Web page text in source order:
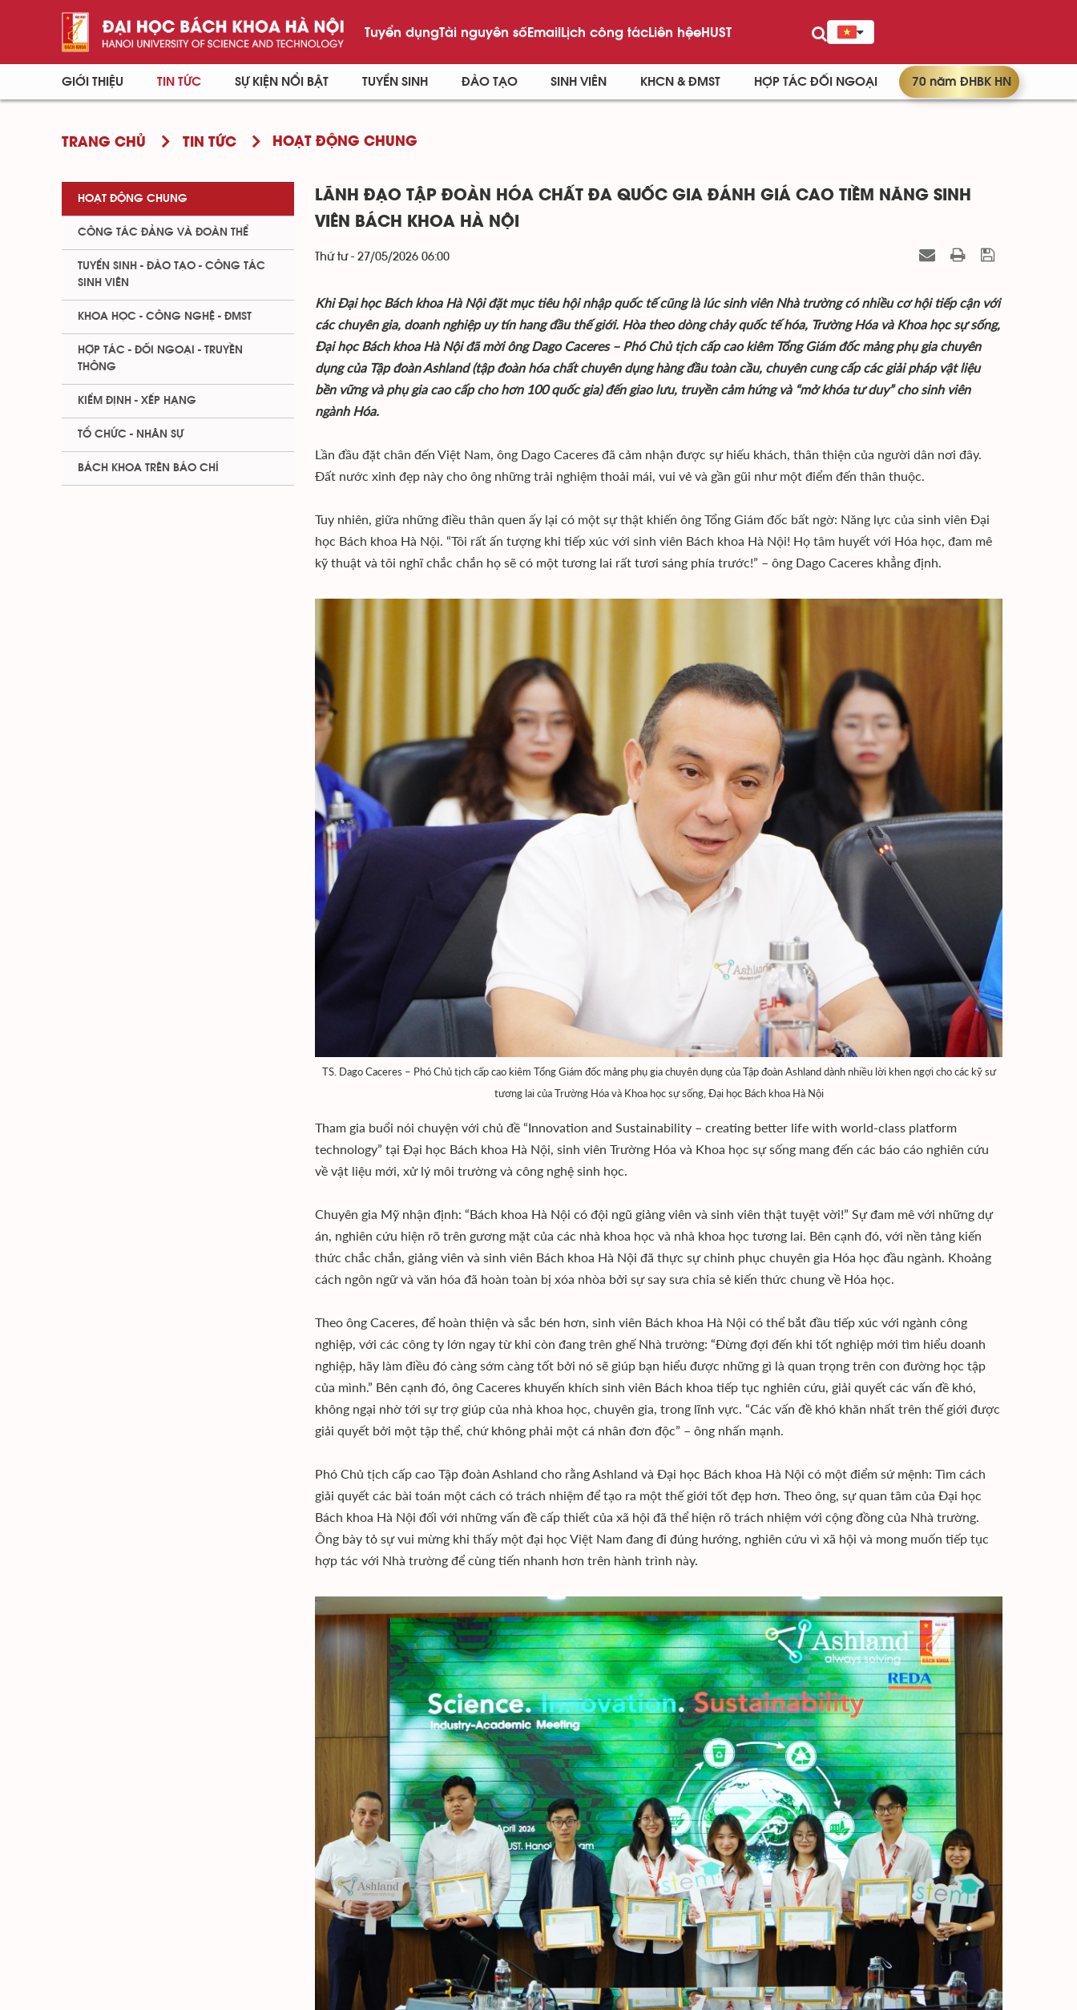
Tuyển dụngTài nguyên sốEmailLịch công tácLiên hệeHUST
GIỚI THIỆU TIN TỨC SỰ KIỆN NỔI BẬT TUYỂN SINH ĐÀO TẠO SINH VIÊN KHCN & ĐMST HỢP TÁC ĐỐI NGOẠI 70 năm ĐHBK HN
TRANG CHỦ TIN TỨC HOẠT ĐỘNG CHUNG
LÃNH ĐẠO TẬP ĐOÀN HÓA CHẤT ĐA QUỐC GIA ĐÁNH GIÁ CAO TIỀM NĂNG SINH
VIÊN BÁCH KHOA HÀ NỘI
Thứ tư - 27/05/2026 06:00
Khi Đại học Bách khoa Hà Nội đặt mục tiêu hội nhập quốc tế cũng là lúc sinh viên Nhà trường có nhiều cơ hội tiếp cận với
các chuyên gia, doanh nghiệp uy tín hang đầu thế giới. Hòa theo dòng chảy quốc tế hóa, Trường Hóa và Khoa học sự sống,
Đại học Bách khoa Hà Nội đã mời ông Dago Caceres – Phó Chủ tịch cấp cao kiêm Tổng Giám đốc mảng phụ gia chuyên
dụng của Tập đoàn Ashland (tập đoàn hóa chất chuyên dụng hàng đầu toàn cầu, chuyên cung cấp các giải pháp vật liệu
bền vững và phụ gia cao cấp cho hơn 100 quốc gia) đến giao lưu, truyền cảm hứng và “mở khóa tư duy” cho sinh viên
ngành Hóa.
Lần đầu đặt chân đến Việt Nam, ông Dago Caceres đã cảm nhận được sự hiếu khách, thân thiện của người dân nơi đây.
Đất nước xinh đẹp này cho ông những trải nghiệm thoải mái, vui vẻ và gần gũi như một điểm đến thân thuộc.
Tuy nhiên, giữa những điều thân quen ấy lại có một sự thật khiến ông Tổng Giám đốc bất ngờ: Năng lực của sinh viên Đại
học Bách khoa Hà Nội. “Tôi rất ấn tượng khi tiếp xúc với sinh viên Bách khoa Hà Nội! Họ tâm huyết với Hóa học, đam mê
kỹ thuật và tôi nghĩ chắc chắn họ sẽ có một tương lai rất tươi sáng phía trước!” – ông Dago Caceres khẳng định.
TS. Dago Caceres – Phó Chủ tịch cấp cao kiêm Tổng Giám đốc mảng phụ gia chuyên dụng của Tập đoàn Ashland dành nhiều lời khen ngợi cho các kỹ sư
tương lai của Trường Hóa và Khoa học sự sống, Đại học Bách khoa Hà Nội
Tham gia buổi nói chuyện với chủ đề “Innovation and Sustainability – creating better life with world-class platform
technology” tại Đại học Bách khoa Hà Nội, sinh viên Trường Hóa và Khoa học sự sống mang đến các báo cáo nghiên cứu
về vật liệu mới, xử lý môi trường và công nghệ sinh học.
Chuyên gia Mỹ nhận định: “Bách khoa Hà Nội có đội ngũ giảng viên và sinh viên thật tuyệt vời!” Sự đam mê với những dự
án, nghiên cứu hiện rõ trên gương mặt của các nhà khoa học và nhà khoa học tương lai. Bên cạnh đó, với nền tảng kiến
thức chắc chắn, giảng viên và sinh viên Bách khoa Hà Nội đã thực sự chinh phục chuyên gia Hóa học đầu ngành. Khoảng
cách ngôn ngữ và văn hóa đã hoàn toàn bị xóa nhòa bởi sự say sưa chia sẻ kiến thức chung về Hóa học.
Theo ông Caceres, để hoàn thiện và sắc bén hơn, sinh viên Bách khoa Hà Nội có thể bắt đầu tiếp xúc với ngành công
nghiệp, với các công ty lớn ngay từ khi còn đang trên ghế Nhà trường: “Đừng đợi đến khi tốt nghiệp mới tìm hiểu doanh
nghiệp, hãy làm điều đó càng sớm càng tốt bởi nó sẽ giúp bạn hiểu được những gì là quan trọng trên con đường học tập
của mình.” Bên cạnh đó, ông Caceres khuyến khích sinh viên Bách khoa tiếp tục nghiên cứu, giải quyết các vấn đề khó,
không ngại nhờ tới sự trợ giúp của nhà khoa học, chuyên gia, trong lĩnh vực. “Các vấn đề khó khăn nhất trên thế giới được
giải quyết bởi một tập thể, chứ không phải một cá nhân đơn độc” – ông nhấn mạnh.
Phó Chủ tịch cấp cao Tập đoàn Ashland cho rằng Ashland và Đại học Bách khoa Hà Nội có một điểm sứ mệnh: Tìm cách
giải quyết các bài toán một cách có trách nhiệm để tạo ra một thế giới tốt đẹp hơn. Theo ông, sự quan tâm của Đại học
Bách khoa Hà Nội đối với những vấn đề cấp thiết của xã hội đã thể hiện rõ trách nhiệm với cộng đồng của Nhà trường.
Ông bày tỏ sự vui mừng khi thấy một đại học Việt Nam đang đi đúng hướng, nghiên cứu vì xã hội và mong muốn tiếp tục
hợp tác với Nhà trường để cùng tiến nhanh hơn trên hành trình này.
HOẠT ĐỘNG CHUNG
CÔNG TÁC ĐẢNG VÀ ĐOÀN THỂ
TUYỂN SINH - ĐÀO TẠO - CÔNG TÁC
SINH VIÊN
KHOA HỌC - CÔNG NGHỆ - ĐMST
HỢP TÁC - ĐỐI NGOẠI - TRUYỀN
THÔNG
KIỂM ĐỊNH - XẾP HẠNG
TỔ CHỨC - NHÂN SỰ
BÁCH KHOA TRÊN BÁO CHÍ